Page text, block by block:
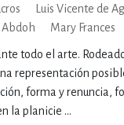
Luis Vicente de
Mary Frances
todo el arte.
representación
forma y renuncia,
la planicie ...